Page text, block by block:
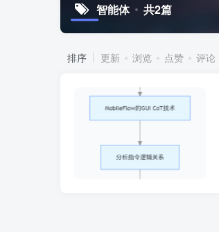
智能体 共2篇
排序 更新 浏览 点赞 评论